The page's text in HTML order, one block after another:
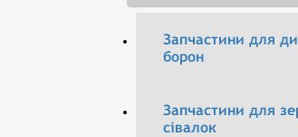
Запчастини для
борон
Запчастини для
сівалок